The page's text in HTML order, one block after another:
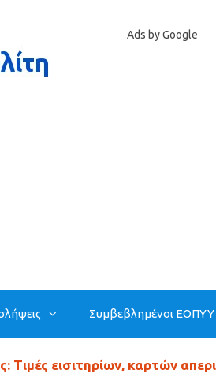
Ads by Google
Συμβεβλημένοι ΕΟΠΥΥ
Τιμές εισιτηρίων, καρτών